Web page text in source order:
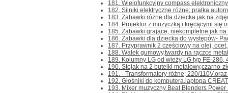
181. Wielofunkcyjny compass
182. Silniki elektryczne różne; pralka
183. Zabawki różne dla dziecka jak na
184. Projektor z muzyczką i kręcącymi się
185. Zabawki grające, niekompletne jak
186. Zabawki dla dziecka do występów-
187. Przyprawnik 2 częściowy na olej,
188. Wałek gumowy,twardy na rączce
189. Kolumny LG od wieży LG typ FE-286,
190. Stojak na 2 butelki metalowy,czarno-
191. - Transformatory różne; 220/
192. Głośniki do komputera,laptopa
193. Mixer muzyczny Beat Blenders Power